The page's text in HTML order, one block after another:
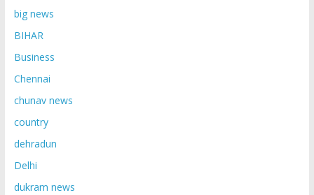
big news
BIHAR
Business
Chennai
chunav news
country
dehradun
Delhi
dukram news